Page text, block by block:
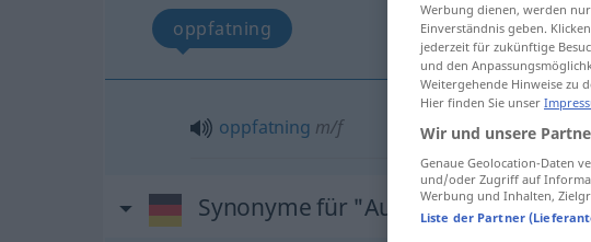
oppfatning
oppfatning m/f
Synonyme für "Auffassung"
Werbung dienen, werden
Einverständnis geben.
jederzeit für zukünftige
und den
Weitergehende Hinweise zu
Hier finden Sie unser
Wir und unsere
Genaue Geolocation-Daten
und/oder Zugriff auf
Werbung und Inhalten,
Liste der Partner